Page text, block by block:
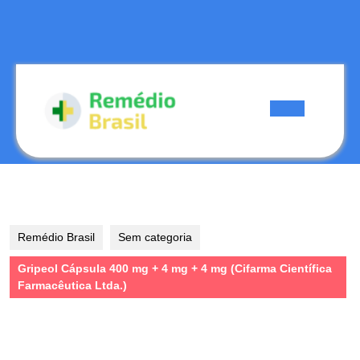
Remédio Brasil Sem categoria
Gripeol Cápsula 400 mg + 4 mg + 4 mg (Cifarma Científica
Farmacêutica Ltda.)